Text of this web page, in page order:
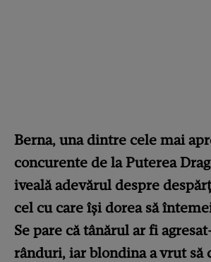
Berna, una dintre cele mai
concurente de la Puterea
iveală adevărul despre
cel cu care își dorea să
Se pare că tânărul ar fi
rânduri, iar blondina a vrut să